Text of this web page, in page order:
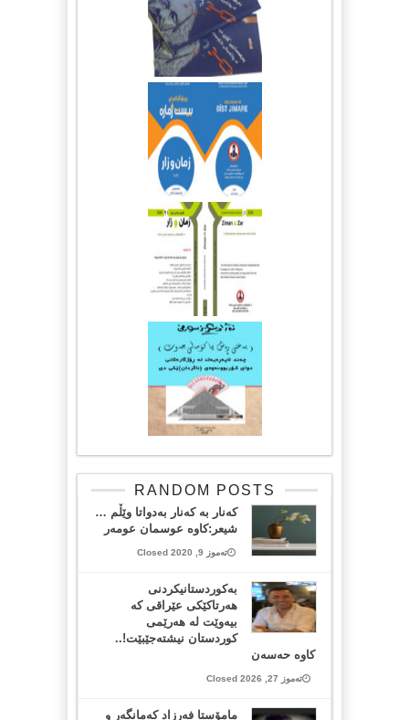
RANDOM POSTS
کەنار بە کەنار بەدواتا وێڵم …
شیعر:کاوە عوسمان عومەر
تەموز 9, 2020 Closed
بەکوردستانیکردنی
هەرتاکێکی عێراقی کە
بیەوێت لە هەرێمی
کوردستان نیشتەجێبێت!..
کاوە حەسەن
تەموز 27, 2026 Closed
مامۆستا فەرزاد کەمانگەر و